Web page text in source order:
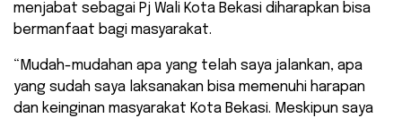
menjabat sebagai Pj Wali Kota Bekasi diharapkan bisa
bermanfaat bagi masyarakat.
“Mudah-mudahan apa yang telah saya jalankan, apa
yang sudah saya laksanakan bisa memenuhi harapan
dan keinginan masyarakat Kota Bekasi. Meskipun saya